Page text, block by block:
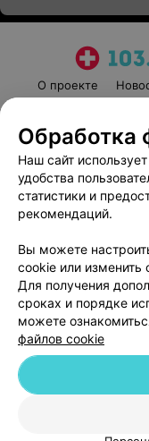
О проекте
© 2026 ООО «Артокс Лаб»,
Служба
Обработка
Наш сайт
удобства
статистики и
рекомендаций.
Вы можете
cookie или изменить
Для получения
сроках и порядке
можете
файлов cookie